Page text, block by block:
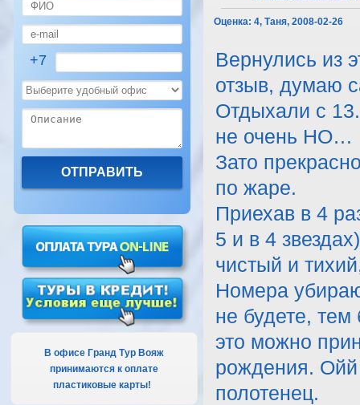
+7
В офисе Гранд Тур Вояж
принимаются к оплате
пластиковые карты!
Оценка: 4, Таня, 2008-02-26
Вернулись из
отзыв, думаю
Отдыхали с
не очень НО…
Зато
по жаре.
Приехав в 4
5 и в 4
чистый и
Номера
не будете,
это можно
рождения. Ойй
полотенец.